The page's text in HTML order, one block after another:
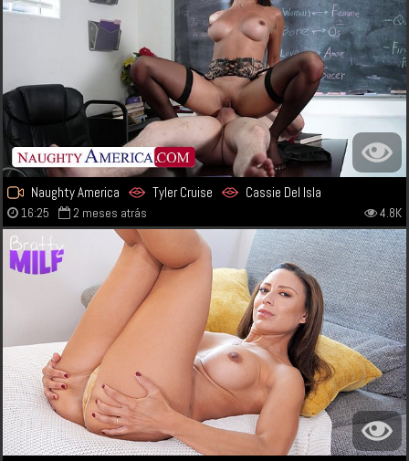
Naughty America Tyler Cruise Cassie Del Isla
16:25 2 meses atrás 4.8K